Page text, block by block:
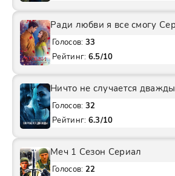
Ради любви я все смогу
Голосов: 33
Рейтинг: 6.5/10
Ничто не случается
Голосов: 32
Рейтинг: 6.3/10
Меч 1 Сезон Сериал
Голосов: 22